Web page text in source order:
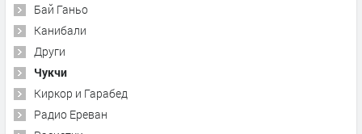
Бай Ганьо
Канибали
Други
Чукчи
Киркор и Гарабед
Радио Ереван